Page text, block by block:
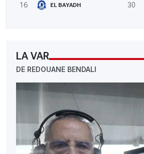
16
EL BAYADH 30
LA VAR
DE REDOUANE BENDALI